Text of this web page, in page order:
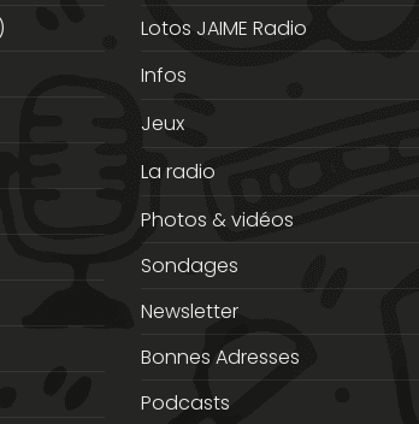
Lotos JAIME Radio
Infos
Jeux
La radio
Photos & vidéos
Sondages
Newsletter
Bonnes Adresses
Podcasts